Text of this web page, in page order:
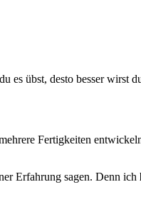
es übst, desto besser wirst
Fertigkeiten
Erfahrung sagen. Denn ich